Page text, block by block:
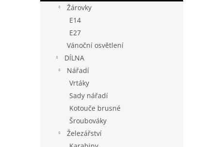
Žárovky
E14
E27
Vánoční osvětlení
DÍLNA
Nářadí
Vrtáky
Sady nářadí
Kotouče brusné
Šroubováky
Železářství